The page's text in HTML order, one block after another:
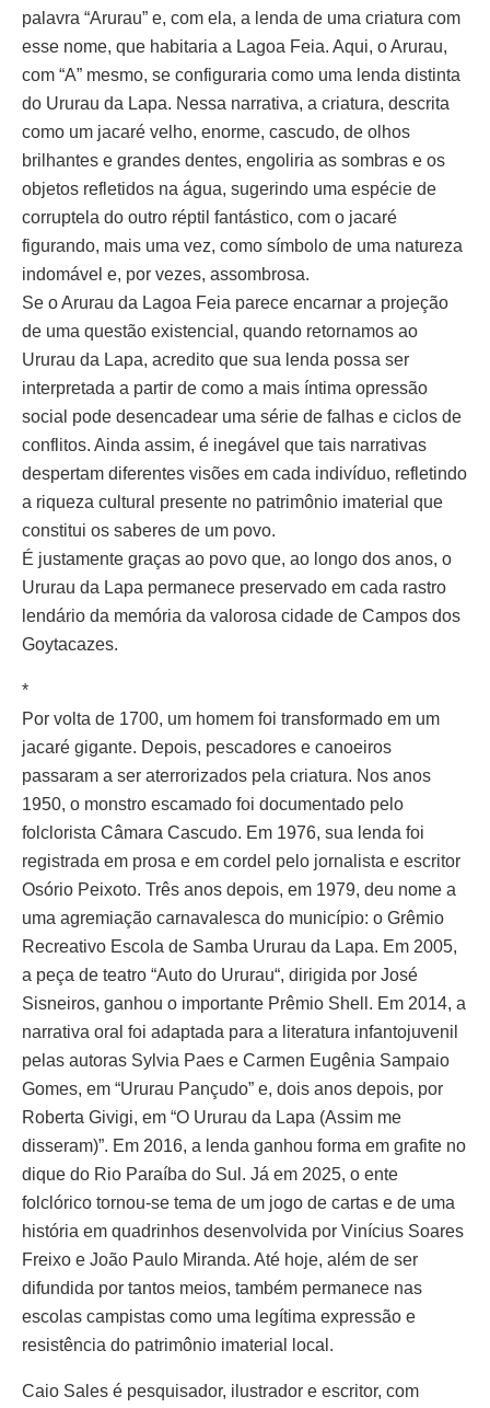
palavra “Arurau” e, com ela, a lenda de uma criatura com
esse nome, que habitaria a Lagoa Feia. Aqui, o Arurau,
com “A” mesmo, se configuraria como uma lenda distinta
do Ururau da Lapa. Nessa narrativa, a criatura, descrita
como um jacaré velho, enorme, cascudo, de olhos
brilhantes e grandes dentes, engoliria as sombras e os
objetos refletidos na água, sugerindo uma espécie de
corruptela do outro réptil fantástico, com o jacaré
figurando, mais uma vez, como símbolo de uma natureza
indomável e, por vezes, assombrosa.
Se o Arurau da Lagoa Feia parece encarnar a projeção
de uma questão existencial, quando retornamos ao
Ururau da Lapa, acredito que sua lenda possa ser
interpretada a partir de como a mais íntima opressão
social pode desencadear uma série de falhas e ciclos de
conflitos. Ainda assim, é inegável que tais narrativas
despertam diferentes visões em cada indivíduo, refletindo
a riqueza cultural presente no patrimônio imaterial que
constitui os saberes de um povo.
É justamente graças ao povo que, ao longo dos anos, o
Ururau da Lapa permanece preservado em cada rastro
lendário da memória da valorosa cidade de Campos dos
Goytacazes.
*
Por volta de 1700, um homem foi transformado em um
jacaré gigante. Depois, pescadores e canoeiros
passaram a ser aterrorizados pela criatura. Nos anos
1950, o monstro escamado foi documentado pelo
folclorista Câmara Cascudo. Em 1976, sua lenda foi
registrada em prosa e em cordel pelo jornalista e escritor
Osório Peixoto. Três anos depois, em 1979, deu nome a
uma agremiação carnavalesca do município: o Grêmio
Recreativo Escola de Samba Ururau da Lapa. Em 2005,
a peça de teatro “Auto do Ururau“, dirigida por José
Sisneiros, ganhou o importante Prêmio Shell. Em 2014, a
narrativa oral foi adaptada para a literatura infantojuvenil
pelas autoras Sylvia Paes e Carmen Eugênia Sampaio
Gomes, em “Ururau Pançudo” e, dois anos depois, por
Roberta Givigi, em “O Ururau da Lapa (Assim me
disseram)”. Em 2016, a lenda ganhou forma em grafite no
dique do Rio Paraíba do Sul. Já em 2025, o ente
folclórico tornou-se tema de um jogo de cartas e de uma
história em quadrinhos desenvolvida por Vinícius Soares
Freixo e João Paulo Miranda. Até hoje, além de ser
difundida por tantos meios, também permanece nas
escolas campistas como uma legítima expressão e
resistência do patrimônio imaterial local.
Caio Sales é pesquisador, ilustrador e escritor, com